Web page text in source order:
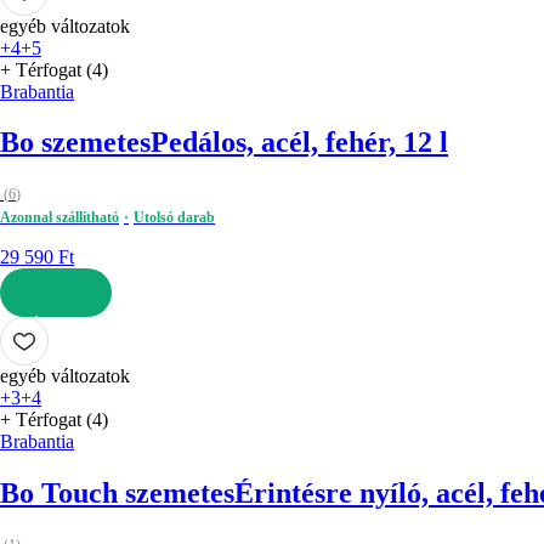
egyéb változatok
+4+5
+ Térfogat (4)
Brabantia
Bo szemetesPedálos, acél, fehér, 12 l
(6)
Azonnal szállítható
Utolsó darab
29 590 Ft
KOSÁRBA
egyéb változatok
+3+4
+ Térfogat (4)
Brabantia
Bo Touch szemetesÉrintésre nyíló, acél,